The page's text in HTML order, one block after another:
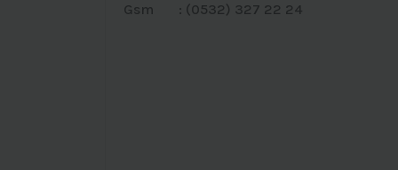
Gsm : (0532) 327 22 24